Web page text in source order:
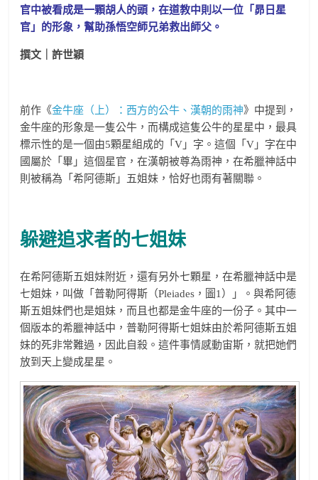
官中被看成是一顆胡人的頭，在道教中則以一位「昴日星
官」的形象，幫助孫悟空師兄弟救出師父。
撰文｜許世穎
前作《金牛座（上）：西方的公牛、漢朝的雨神》中提到，
金牛座的形象是一隻公牛，而構成這隻公牛的星星中，最具
標示性的是一個由5顆星組成的「V」字。這個「V」字在中
國屬於「畢」這個星官，在漢朝被尊為雨神，在希臘神話中
則被稱為「希阿德斯」五姐妹，恰好也雨有著關聯。
躲避追求者的七姐妹
在希阿德斯五姐妹附近，還有另外七顆星，在希臘神話中是
七姐妹，叫做「普勒阿得斯（Pleiades，圖1）」。與希阿德
斯五姐妹們也是姐妹，而且也都是金牛座的一份子。其中一
個版本的希臘神話中，普勒阿得斯七姐妹由於希阿德斯五姐
妹的死非常難過，因此自殺。這件事情感動宙斯，就把她們
放到天上變成星星。